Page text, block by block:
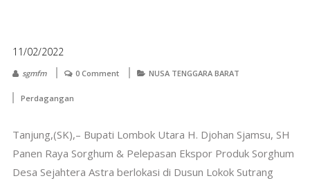
11/02/2022
sgmfm 0 Comment NUSA TENGGARA BARAT
Perdagangan
Tanjung,(SK),– Bupati Lombok Utara H. Djohan Sjamsu, SH
Panen Raya Sorghum & Pelepasan Ekspor Produk Sorghum
Desa Sejahtera Astra berlokasi di Dusun Lokok Sutrang